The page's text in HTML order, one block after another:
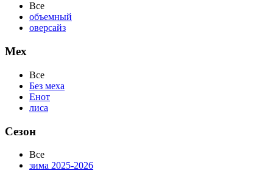
Все
объемный
оверсайз
Мех
Все
Без меха
Енот
лиса
Сезон
Все
зима 2025-2026